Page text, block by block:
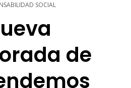
SOCIAL
de